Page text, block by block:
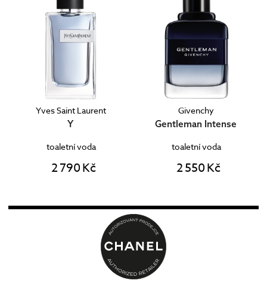
Yves Saint Laurent
Y
toaletní voda
2 790 Kč
Givenchy
Gentleman Intense
toaletní voda
2 550 Kč